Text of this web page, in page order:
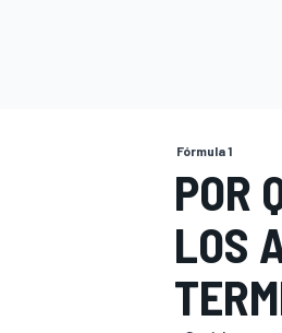
INDYCAR
Fórmula 1
POR
LOS